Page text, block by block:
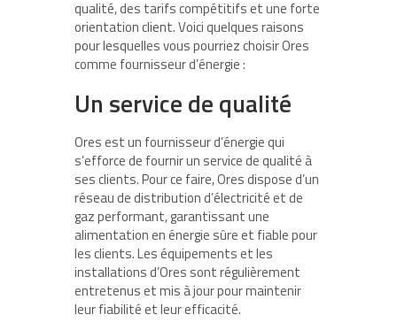
qualité, des tarifs compétitifs et une forte
orientation client. Voici quelques raisons
pour lesquelles vous pourriez choisir Ores
comme fournisseur d’énergie :
Un service de qualité
Ores est un fournisseur d’énergie qui
s’efforce de fournir un service de qualité à
ses clients. Pour ce faire, Ores dispose d’un
réseau de distribution d’électricité et de
gaz performant, garantissant une
alimentation en énergie sûre et fiable pour
les clients. Les équipements et les
installations d’Ores sont régulièrement
entretenus et mis à jour pour maintenir
leur fiabilité et leur efficacité.